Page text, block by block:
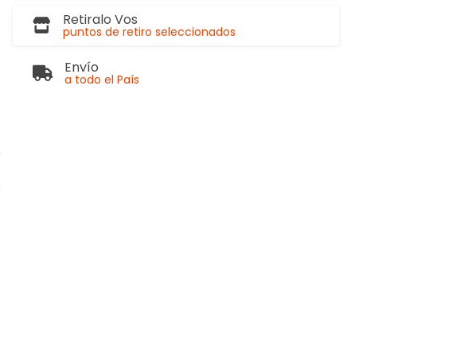
Retiralo Vos
puntos de retiro seleccionados
Envío
a todo el País